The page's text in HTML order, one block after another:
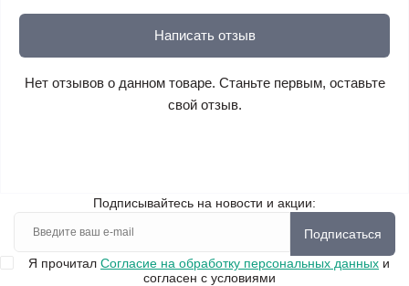
Написать отзыв
Нет отзывов о данном товаре. Станьте первым, оставьте
свой отзыв.
Подписывайтесь на новости и акции:
Подписаться
Я прочитал Согласие на обработку персональных данных и
согласен с условиями